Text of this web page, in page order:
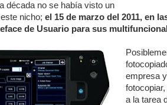
década no se había visto un
nicho; el 15 de marzo del 2011, en
de Usuario para sus
empresa
a la tarea